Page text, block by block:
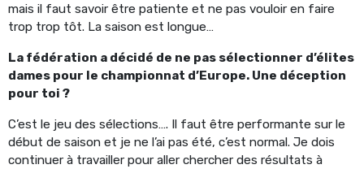
mais il faut savoir être patiente et ne pas vouloir en faire
trop trop tôt. La saison est longue…
La fédération a décidé de ne pas sélectionner d’élites
dames pour le championnat d’Europe. Une déception
pour toi ?
C’est le jeu des sélections…. Il faut être performante sur le
début de saison et je ne l’ai pas été, c’est normal. Je dois
continuer à travailler pour aller chercher des résultats à